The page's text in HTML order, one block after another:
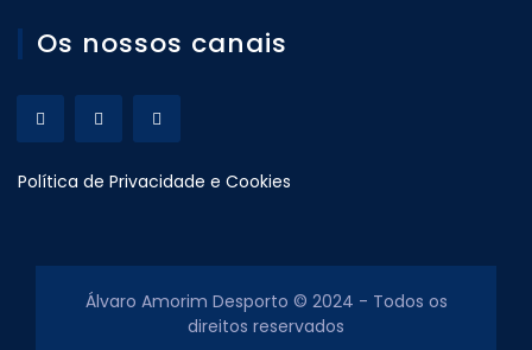
Os nossos canais
Política de Privacidade e Cookies
Álvaro Amorim Desporto © 2024 - Todos os
direitos reservados